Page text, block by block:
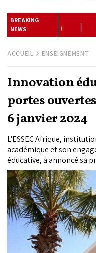
BREAKING
NEWSson offre au Maroc
ACCUEIL ENSEIGNEMENT
Innovation
portes
6 janvier 2024
L'ESSEC Afrique,
académique et son
éducative, a annoncé sa
prévue pour le 6 janvier